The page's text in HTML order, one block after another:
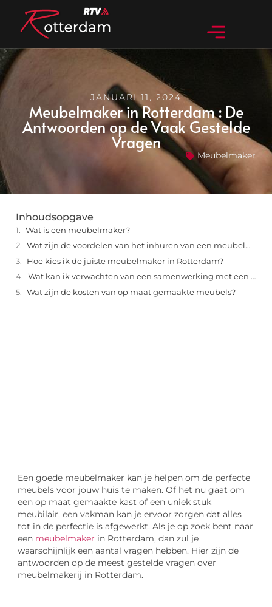
JANUARI 11, 2024
Meubelmaker in Rotterdam : De
Antwoorden op de Vaak Gestelde
Vragen
Meubelmaker
Een goede meubelmaker kan je helpen om de perfecte
meubels voor jouw huis te maken. Of het nu gaat om
een op maat gemaakte kast of een uniek stuk
meubilair, een vakman kan je ervoor zorgen dat alles
tot in de perfectie is afgewerkt. Als je op zoek bent naar
een meubelmaker in Rotterdam, dan zul je
waarschijnlijk een aantal vragen hebben. Hier zijn de
antwoorden op de meest gestelde vragen over
meubelmakerij in Rotterdam.
Inhoudsopgave
Wat is een meubelmaker?
Wat zijn de voordelen van het inhuren van een meubelmaker in Rotterdam?
Hoe kies ik de juiste meubelmaker in Rotterdam?
Wat kan ik verwachten van een samenwerking met een meubelmaker in Rotterdam?
Wat zijn de kosten van op maat gemaakte meubels?